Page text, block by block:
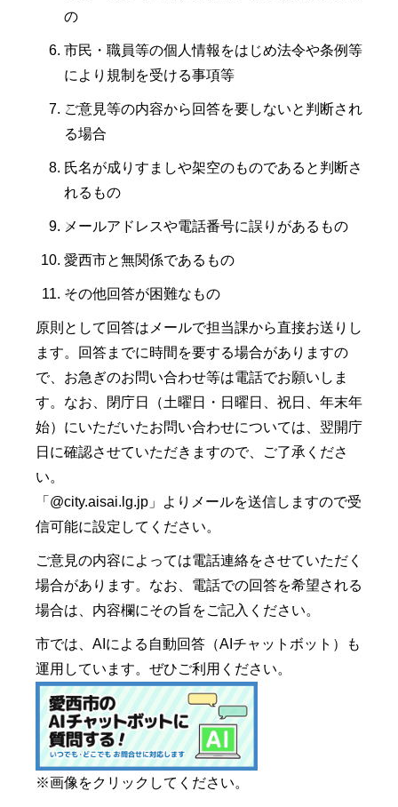
の
市民・職員等の個人情報をはじめ法令や条例等
により規制を受ける事項等
ご意見等の内容から回答を要しないと判断され
る場合
氏名が成りすましや架空のものであると判断さ
れるもの
メールアドレスや電話番号に誤りがあるもの
愛西市と無関係であるもの
その他回答が困難なもの
原則として回答はメールで担当課から直接お送りし
ます。回答までに時間を要する場合がありますの
で、お急ぎのお問い合わせ等は電話でお願いしま
す。なお、閉庁日（土曜日・日曜日、祝日、年末年
始）にいただいたお問い合わせについては、翌開庁
日に確認させていただきますので、ご了承くださ
い。
「@city.aisai.lg.jp」よりメールを送信しますので受
信可能に設定してください。
ご意見の内容によっては電話連絡をさせていただく
場合があります。なお、電話での回答を希望される
場合は、内容欄にその旨をご記入ください。
市では、AIによる自動回答（AIチャットボット）も
運用しています。ぜひご利用ください。
※画像をクリックしてください。